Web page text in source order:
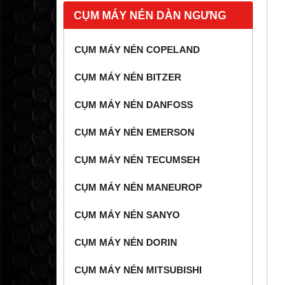
CỤM MÁY NÉN DÀN NGƯNG
CỤM MÁY NÉN COPELAND
CỤM MÁY NÉN BITZER
CỤM MÁY NÉN DANFOSS
CỤM MÁY NÉN EMERSON
CỤM MÁY NÉN TECUMSEH
CỤM MÁY NÉN MANEUROP
CỤM MÁY NÉN SANYO
CỤM MÁY NÉN DORIN
CỤM MÁY NÉN MITSUBISHI